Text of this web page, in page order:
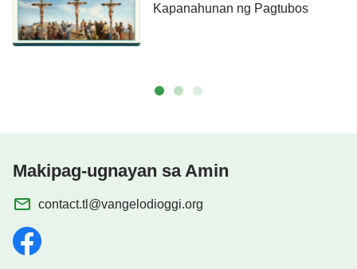
Kapanahunan ng Pagtubos
Makipag-ugnayan sa Amin
contact.tl@vangelodioggi.org